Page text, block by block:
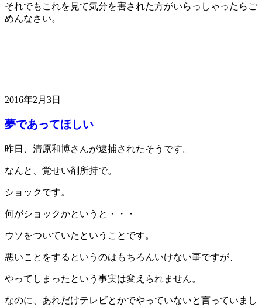
それでもこれを見て気分を害された方がいらっしゃったらご
めんなさい。
2016年2月3日
夢であってほしい
昨日、清原和博さんが逮捕されたそうです。
なんと、覚せい剤所持で。
ショックです。
何がショックかというと・・・
ウソをついていたということです。
悪いことをするというのはもちろんいけない事ですが、
やってしまったという事実は変えられません。
なのに、あれだけテレビとかでやっていないと言っていまし